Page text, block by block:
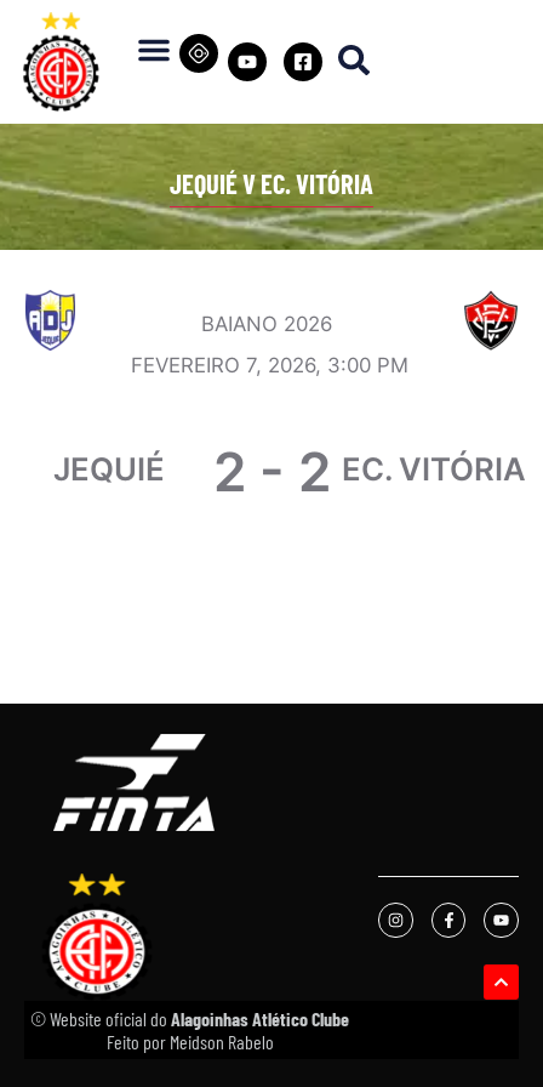
JEQUIÉ V EC. VITÓRIA
BAIANO 2026
FEVEREIRO 7, 2026, 3:00 PM
JEQUIÉ 2 - 2 EC. VITÓRIA
© Website oficial do Alagoinhas Atlético Clube
Feito por Meidson Rabelo